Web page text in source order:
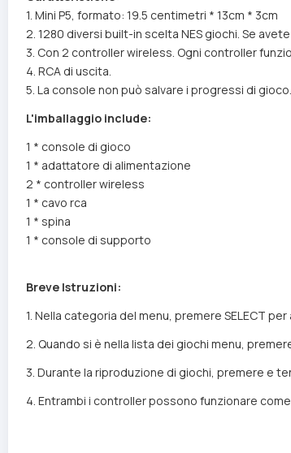
1. Mini P5, formato: 19.5 centimetri * 13cm * 3cm
2. 1280 diversi built-in scelta NES giochi. Se
3. Con 2 controller wireless. Ogni controller
4. RCA di uscita.
5. La console non può salvare i progressi di
L'imballaggio include:
1 * console di gioco
1 * adattatore di alimentazione
2 * controller wireless
1 * cavo rca
1 * spina
1 * console di supporto
Breve Istruzioni:
1. Nella categoria del menu, premere SELECT
2. Quando si è nella lista dei giochi menu,
3. Durante la riproduzione di giochi, premere e
4. Entrambi i controller possono funzionare come